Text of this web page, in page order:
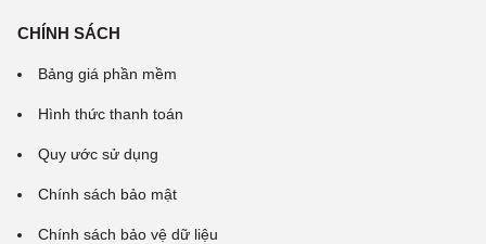
CHÍNH SÁCH
Bảng giá phần mềm
Hình thức thanh toán
Quy ước sử dụng
Chính sách bảo mật
Chính sách bảo vệ dữ liệu